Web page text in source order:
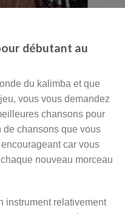
débutant au
du kalimba et que
vous vous demandez
chansons pour
de chansons que vous
car vous
nouveau morceau
instrument relativement